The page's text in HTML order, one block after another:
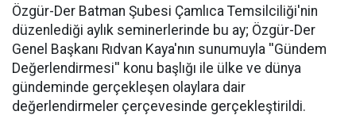
​Özgür-Der Batman Şubesi Çamlıca Temsilciliği'nin
düzenlediği aylık seminerlerinde bu ay; Özgür-Der
Genel Başkanı Rıdvan Kaya'nın sunumuyla ''Gündem
Değerlendirmesi'' konu başlığı ile ülke ve dünya
gündeminde gerçekleşen olaylara dair
değerlendirmeler çerçevesinde gerçekleştirildi.